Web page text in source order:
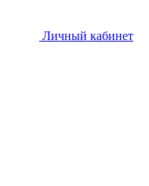
Личный кабинет